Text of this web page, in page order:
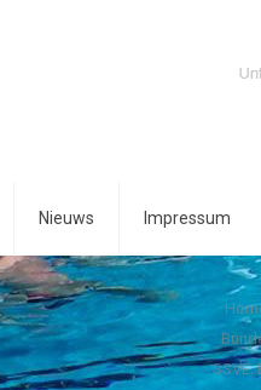
Nieuws Impressum